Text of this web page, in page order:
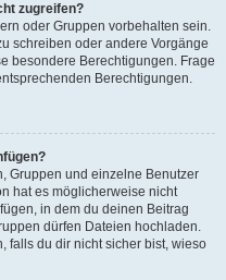
zugreifen?
oder Gruppen vorbehalten sein.
schreiben oder andere Vorgänge
besondere Berechtigungen. Frage
Berechtigungen.
Gruppen und einzelne Benutzer
hat es möglicherweise nicht
in dem du deinen Beitrag
dürfen Dateien hochladen.
falls du dir nicht sicher bist, wieso